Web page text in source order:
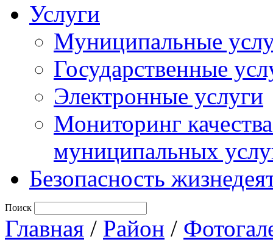
Услуги
Муниципальные
Государственные
Электронные услуги
Мониторинг
муниципальных
Безопасность
Поиск
Главная / Район /